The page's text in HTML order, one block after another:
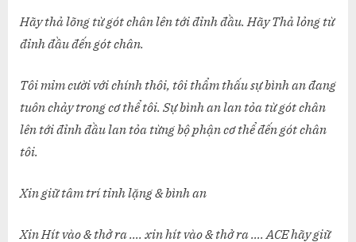
Hãy thả lõng từ gót chân lên tới đỉnh đầu. Hãy Thả lỏng từ
đỉnh đầu đến gót chân.
Tôi mỉm cười với chính thôi, tôi thẩm thấu sự bình an đang
tuôn chảy trong cơ thể tôi. Sự bình an lan tỏa từ gót chân
lên tới đỉnh đầu lan tỏa từng bộ phận cơ thể đến gót chân
tôi.
Xin giữ tâm trí tỉnh lặng & bình an
Xin Hít vào & thở ra …. xin hít vào & thở ra …. ACE hãy giữ